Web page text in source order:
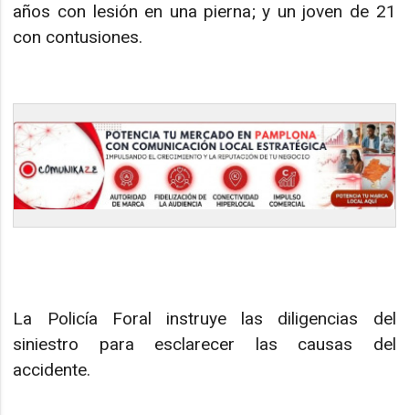
años con lesión en una pierna; y un joven de 21
con contusiones.
La Policía Foral instruye las diligencias del
siniestro para esclarecer las causas del
accidente.